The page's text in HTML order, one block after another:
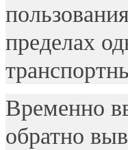
пределах
Временно
обратно